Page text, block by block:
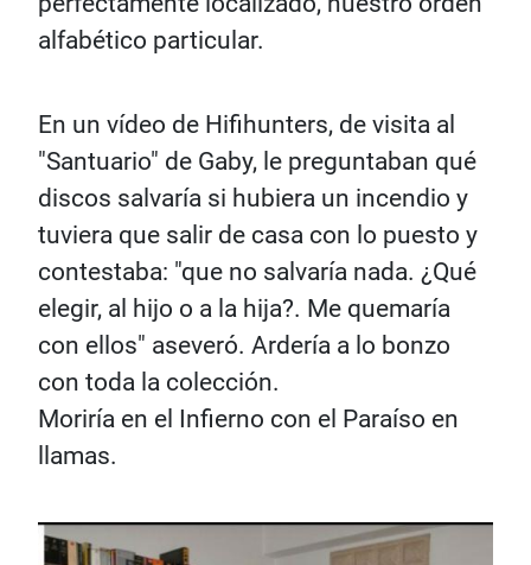
alfabético particular.
En un vídeo de Hifihunters, de visita al
"Santuario" de Gaby, le preguntaban qué
discos salvaría si hubiera un incendio y
tuviera que salir de casa con lo puesto y
contestaba: "que no salvaría nada. ¿Qué
elegir, al hijo o a la hija?. Me quemaría
con ellos" aseveró. Ardería a lo bonzo
con toda la colección.
Moriría en el Infierno con el Paraíso en
llamas.